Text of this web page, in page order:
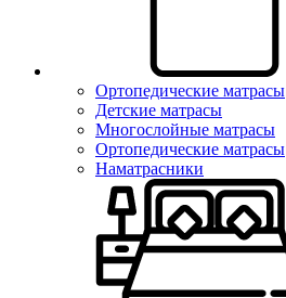
Ортопедические матрасы
Детские матрасы
Многослойные матрасы
Ортопедические матрасы
Наматрасники